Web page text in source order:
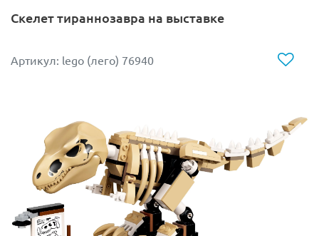
Скелет тираннозавра на выставке
Артикул: lego (лего) 76940